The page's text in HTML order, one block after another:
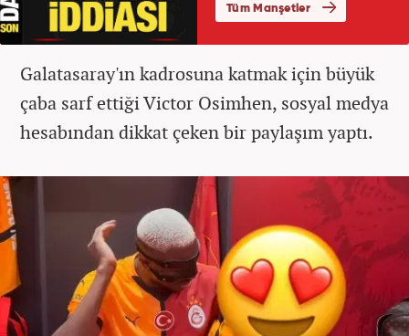
Galatasaray'ın kadrosuna katmak için büyük
çaba sarf ettiği Victor Osimhen, sosyal medya
hesabından dikkat çeken bir paylaşım yaptı.